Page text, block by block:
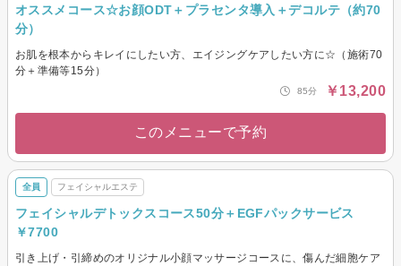
オススメコース☆お顔ODT＋プラセンタ導入＋デコルテ（約70
分）
お肌を根本からキレイにしたい方、エイジングケアしたい方に☆（施術70
分＋準備等15分）
85分 ￥13,200
このメニューで予約
全員 フェイシャルエステ
フェイシャルデトックスコース50分＋EGFパックサービス
￥7700
引き上げ・引締めのオリジナル小顔マッサージコースに、傷んだ細胞ケア